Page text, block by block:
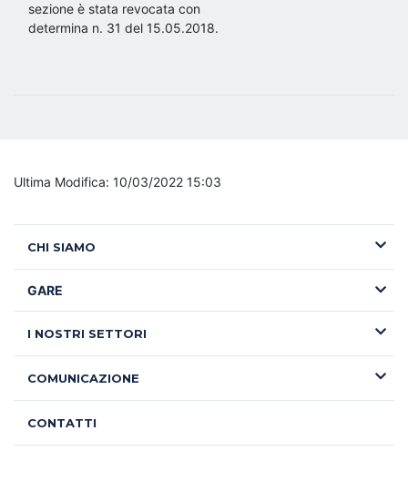
sezione è stata revocata con
determina n. 31 del 15.05.2018.
Ultima Modifica: 10/03/2022 15:03
CHI SIAMO
GARE
I NOSTRI SETTORI
COMUNICAZIONE
CONTATTI